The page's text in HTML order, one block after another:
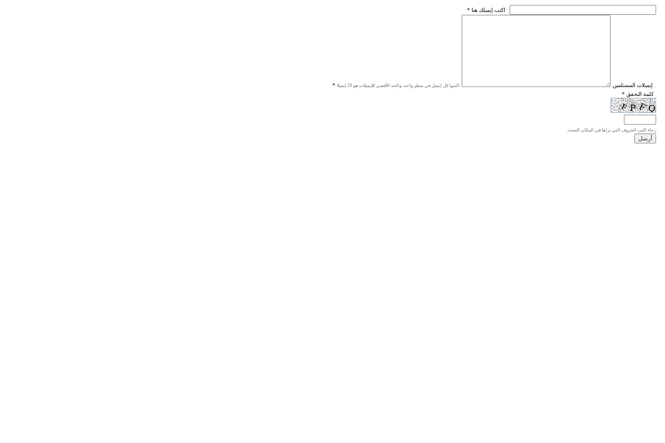
* اكتب إيميلك هنا
* إيميلات المستلمين اكتبوا كل إيميل في سطر واحد، والحد الأقصى للإيميلات هو 20 إيميلا.
* كلمة التحقق
رجاء اكتب الحروف التي تراها في المكان المحدد